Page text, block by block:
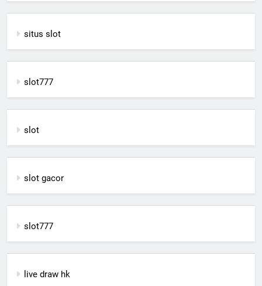
situs slot
slot777
slot
slot gacor
slot777
live draw hk